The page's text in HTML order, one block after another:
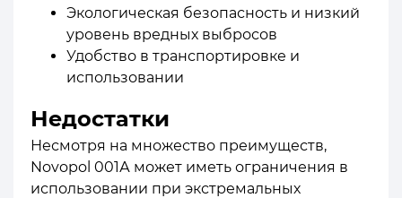
Экологическая безопасность и низкий
уровень вредных выбросов
Удобство в транспортировке и
использовании
Недостатки
Несмотря на множество преимуществ,
Novopol 001А может иметь ограничения в
использовании при экстремальных